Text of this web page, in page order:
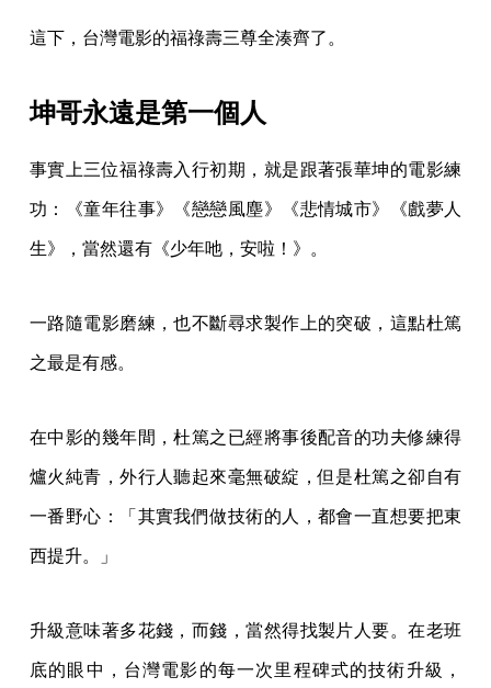
這下，台灣電影的福祿壽三尊全湊齊了。
坤哥永遠是第一個人
事實上三位福祿壽入行初期，就是跟著張華坤的電影練
功：《童年往事》《戀戀風塵》《悲情城市》《戲夢人
生》，當然還有《少年吔，安啦！》。
一路隨電影磨練，也不斷尋求製作上的突破，這點杜篤
之最是有感。
在中影的幾年間，杜篤之已經將事後配音的功夫修練得
爐火純青，外行人聽起來毫無破綻，但是杜篤之卻自有
一番野心：「其實我們做技術的人，都會一直想要把東
西提升。」
升級意味著多花錢，而錢，當然得找製片人要。在老班
底的眼中，台灣電影的每一次里程碑式的技術升級，